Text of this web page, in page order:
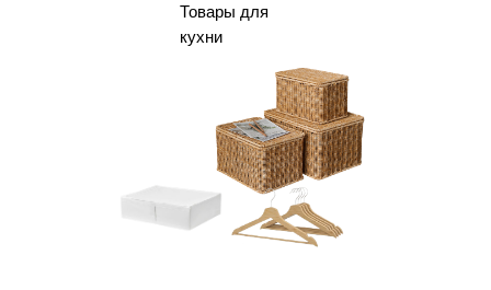
Товары для
кухни